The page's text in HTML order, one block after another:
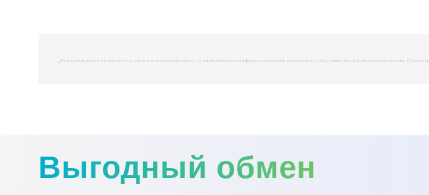
, Все представленные тексты, цены и значения носят исключительно информационный характер и представленны для ознакомления.
Выгодный обмен